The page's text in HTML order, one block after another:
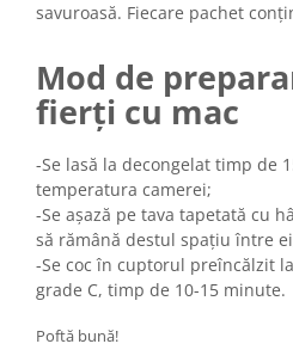
Cornulete
Cornulete fragede
Pasca
Pasca Fresh
Cereale
Paine
Paine ambalata
Chifle
savuroasă. Fiecare pachet
Mod de
fierți cu mac
-Se lasă la decongelat timp de
temperatura camerei;
-Se așază pe tava tapetată cu
să rămână destul spațiu între
-Se coc în cuptorul preîncălzit
grade C, timp de 10-15 minute.
Poftă bună!